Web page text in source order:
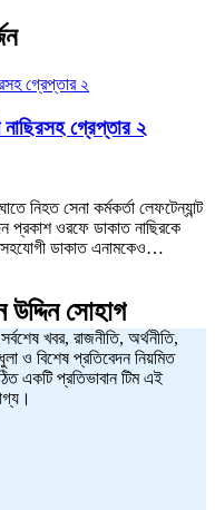
নাছিরসহ গ্রেপ্তার ২
নিহত সেনা কর্মকর্তা লেফটেন্যান্ট
প্রকাশ ওরফে ডাকাত নাছিরকে
সহযোগী ডাকাত এনামকেও…
উদ্দিন সোহাগ
খবর, রাজনীতি, অর্থনীতি,
ও বিশেষ প্রতিবেদন নিয়মিত
একটি প্রতিভাবান টিম এই